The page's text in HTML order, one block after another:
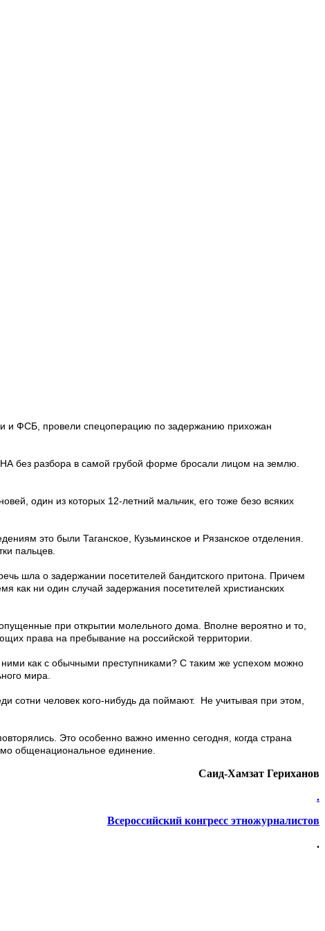
и ФСБ, провели спецоперацию по задержанию прихожан
без разбора в самой грубой форме бросали лицом на землю.
один из которых 12-летний мальчик, его тоже безо всяких
это были Таганское, Кузьминское и Рязанское отделения.
пальцев.
шла о задержании посетителей бандитского притона. Причем
как ни один случай задержания посетителей христианских
при открытии молельного дома. Вполне вероятно и то,
права на пребывание на российской территории.
как с обычными преступниками? С таким же успехом можно
мира.
сотни человек кого-нибудь да поймают. Не учитывая при этом,
Это особенно важно именно сегодня, когда страна
общенациональное единение.
Саид-Хамзат Гериханов
.
Всероссийский конгресс этножурналистов
.